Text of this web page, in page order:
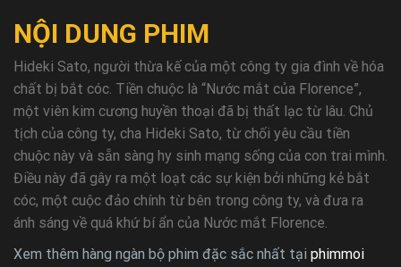
NỘI DUNG PHIM
Hideki Sato, người thừa kế của một công ty gia đình về hóa
chất bị bắt cóc. Tiền chuộc là “Nước mắt của Florence”,
một viên kim cương huyền thoại đã bị thất lạc từ lâu. Chủ
tịch của công ty, cha Hideki Sato, từ chối yêu cầu tiền
chuộc này và sẵn sàng hy sinh mạng sống của con trai mình.
Điều này đã gây ra một loạt các sự kiện bởi những kẻ bắt
cóc, một cuộc đảo chính từ bên trong công ty, và đưa ra
ánh sáng về quá khứ bí ẩn của Nước mắt Florence.
Xem thêm hàng ngàn bộ phim đặc sắc nhất tại phimmoi